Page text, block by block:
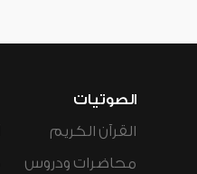
الصوتيات
القرآن الكريم
محاضرات ودروس